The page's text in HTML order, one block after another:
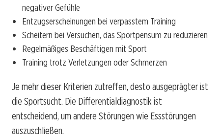
negativer Gefühle
Entzugserscheinungen bei verpasstem Training
Scheitern bei Versuchen, das Sportpensum zu reduzieren
Regelmäßiges Beschäftigen mit Sport
Training trotz Verletzungen oder Schmerzen
Je mehr dieser Kriterien zutreffen, desto ausgeprägter ist
die Sportsucht. Die Differentialdiagnostik ist
entscheidend, um andere Störungen wie Essstörungen
auszuschließen.